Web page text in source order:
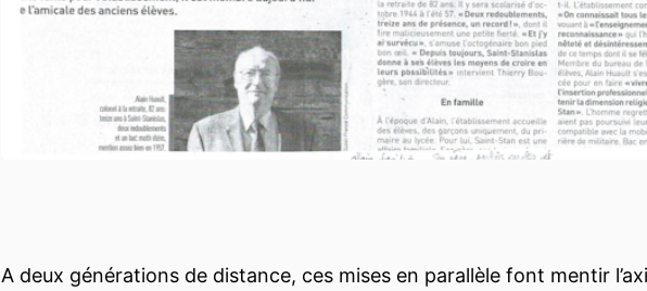
A deux générations de distance, ces mises en parallèle font mentir